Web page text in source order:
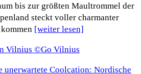
bis zur größten Maultrommel der
steckt voller charmanter
[weiter lesen]
unerwartete Coolcation: Nordische